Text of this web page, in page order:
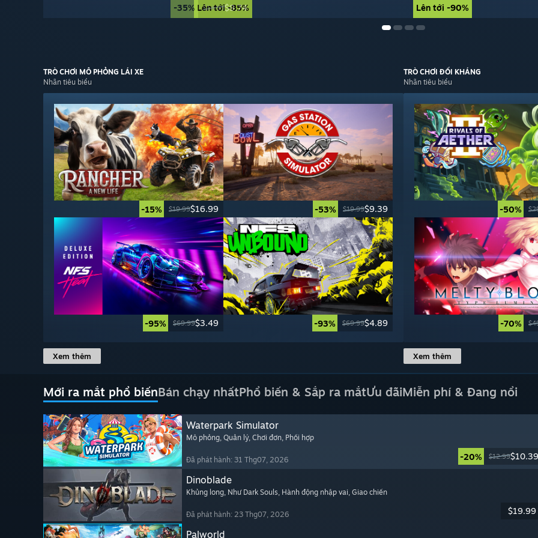
Lên tới -85% Lên tới -90%
-35% $14.99$9.74 Lên tới -90%
TRÒ CHƠI MÔ PHỎNG LÁI XE
Nhãn tiêu biểu
-15% $19.99$16.99 -53% $19.99$9.39
-95% $69.99$3.49 -93% $69.99$4.89
Xem thêm
TRÒ CHƠI ĐỐI KHÁNG
Nhãn tiêu biểu
-50%
-70%
Xem thêm
Mới ra mắt phổ biếnBán chạy nhấtPhổ biến & Sắp ra mắtƯu đãiMiễn phí & Đang nổi
Waterpark Simulator
Mô phỏng, Quản lý, Chơi đơn, Phối hợp
Đã phát hành: 31 Thg07, 2026 -20% $12.99$10.39
Dinoblade
Khủng long, Như Dark Souls, Hành động nhập vai, Giao chiến
Đã phát hành: 23 Thg07, 2026 $19.99
Palworld